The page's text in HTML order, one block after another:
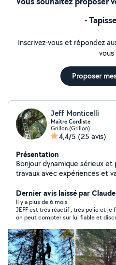
-
Inscrivez-vous et répondez
vous
Proposer
Jeff Monticelli
Maître Cordiste
Grillon (Grillon)
4,4/5 (25 avis)
Présentation
Bonjour dynamique sérieux
travaux avec expériences et
Dernier avis laissé par
Il y a plus de 6 mois
JEFF est trés réactif , trés polie et je